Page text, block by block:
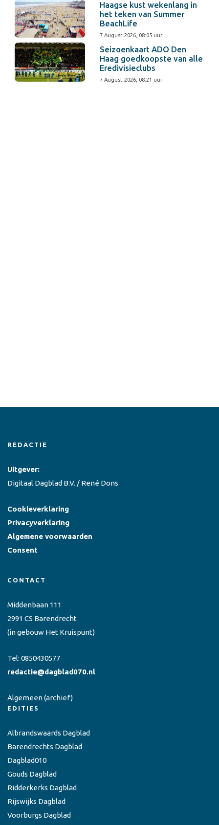
Haagse kust wekenlang in
het teken van Summer
BeachLife
7 August 2026, 08:05 uur
Seizoenkaart ADO Den
Haag goedkoopste van alle
Eredivisieclubs
7 August 2026, 08:21 uur
REDACTIE
Uitgever:
Digitaal Dagblad B.V. / René Dons
Cookieverklaring
Privacyverklaring
Algemene voorwaarden
Consent
CONTACT
Middenbaan 111
2991 CS Barendrecht
(in gebouw Het Kruispunt)
Tel: 0850430577
redactie@dagblad070.nl
Algemeen(archief)
EDITIES
Albrandswaards Dagblad
Barendrechts Dagblad
Dagblad010
Gouds Dagblad
Ridderkerks Dagblad
Rijswijks Dagblad
Voorburgs Dagblad